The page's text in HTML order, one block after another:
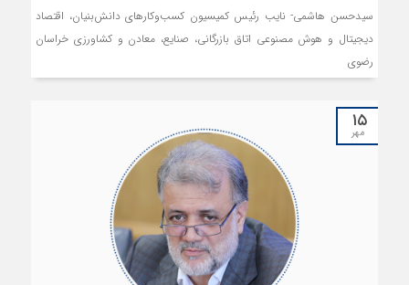
سیدحسن هاشمی- نایب ‌رئیس کمیسیون کسب‌وکارهای دانش‌بنیان، اقتصاد
دیجیتال و هوش مصنوعی اتاق بازرگانی، صنایع، معادن و کشاورزی خراسان
رضوی
۱۵
مهر